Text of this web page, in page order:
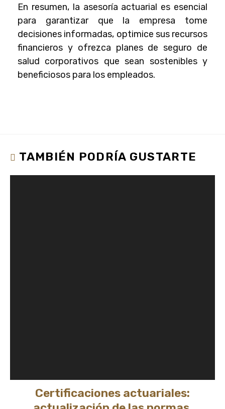
En resumen, la asesoría actuarial es esencial
para garantizar que la empresa tome
decisiones informadas, optimice sus recursos
financieros y ofrezca planes de seguro de
salud corporativos que sean sostenibles y
beneficiosos para los empleados.
TAMBIÉN PODRÍA GUSTARTE
Certificaciones actuariales: